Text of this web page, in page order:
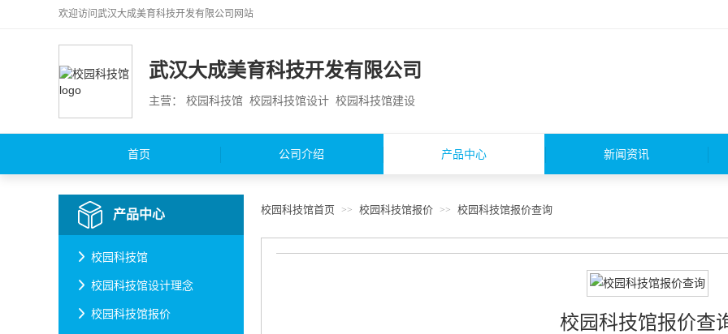
欢迎访问 武汉大成美育科技开发有限公司 网站
武汉大成美育科技开发有限公司
主营： 校园科技馆 校园科技馆设计 校园科技馆建设
首页 公司介绍 产品中心 新闻资讯
产品中心
校园科技馆
校园科技馆设计理念
校园科技馆报价
校园科技馆首页 >> 校园科技馆报价 >> 校园科技馆报价查询
校园科技馆报价查